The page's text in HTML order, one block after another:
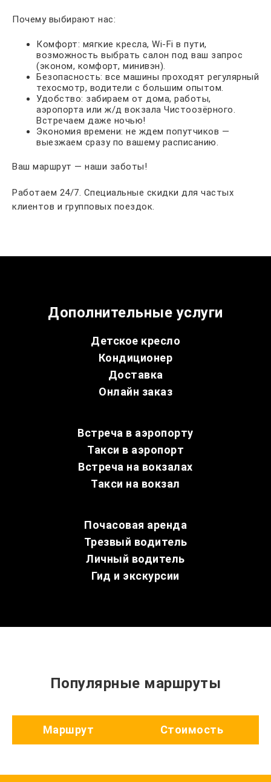
Почему выбирают нас:
Комфорт: мягкие кресла, Wi-Fi в пути,
возможность выбрать салон под ваш запрос
(эконом, комфорт, минивэн).
Безопасность: все машины проходят регулярный
техосмотр, водители с большим опытом.
Удобство: забираем от дома, работы,
аэропорта или ж/д вокзала Чистоозёрного.
Встречаем даже ночью!
Экономия времени: не ждем попутчиков —
выезжаем сразу по вашему расписанию.
Ваш маршрут — наши заботы!
Работаем 24/7. Специальные скидки для частых
клиентов и групповых поездок.
Дополнительные услуги
Детское кресло
Кондиционер
Доставка
Онлайн заказ
Встреча в аэропорту
Такси в аэропорт
Встреча на вокзалах
Такси на вокзал
Почасовая аренда
Трезвый водитель
Личный водитель
Гид и экскурсии
Популярные маршруты
Маршрут Стоимость